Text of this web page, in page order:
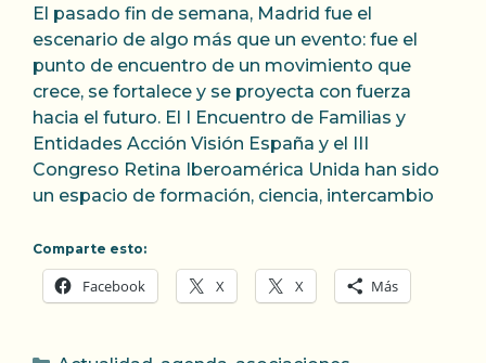
El pasado fin de semana, Madrid fue el
escenario de algo más que un evento: fue el
punto de encuentro de un movimiento que
crece, se fortalece y se proyecta con fuerza
hacia el futuro. El I Encuentro de Familias y
Entidades Acción Visión España y el III
Congreso Retina Iberoamérica Unida han sido
un espacio de formación, ciencia, intercambio
Comparte esto:
Facebook X X Más